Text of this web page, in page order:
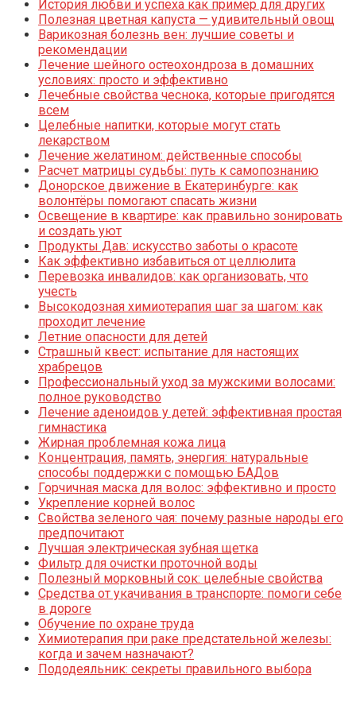
История любви и успеха как пример для других
Полезная цветная капуста — удивительный овощ
Варикозная болезнь вен: лучшие советы и
рекомендации
Лечение шейного остеохондроза в домашних
условиях: просто и эффективно
Лечебные свойства чеснока, которые пригодятся
всем
Целебные напитки, которые могут стать
лекарством
Лечение желатином: действенные способы
Расчет матрицы судьбы: путь к самопознанию
Донорское движение в Екатеринбурге: как
волонтёры помогают спасать жизни
Освещение в квартире: как правильно зонировать
и создать уют
Продукты Дав: искусство заботы о красоте
Как эффективно избавиться от целлюлита
Перевозка инвалидов: как организовать, что
учесть
Высокодозная химиотерапия шаг за шагом: как
проходит лечение
Летние опасности для детей
Страшный квест: испытание для настоящих
храбрецов
Профессиональный уход за мужскими волосами:
полное руководство
Лечение аденоидов у детей: эффективная простая
гимнастика
Жирная проблемная кожа лица
Концентрация, память, энергия: натуральные
способы поддержки с помощью БАДов
Горчичная маска для волос: эффективно и просто
Укрепление корней волос
Свойства зеленого чая: почему разные народы его
предпочитают
Лучшая электрическая зубная щетка
Фильтр для очистки проточной воды
Полезный морковный сок: целебные свойства
Средства от укачивания в транспорте: помоги себе
в дороге
Обучение по охране труда
Химиотерапия при раке предстательной железы:
когда и зачем назначают?
Пододеяльник: секреты правильного выбора